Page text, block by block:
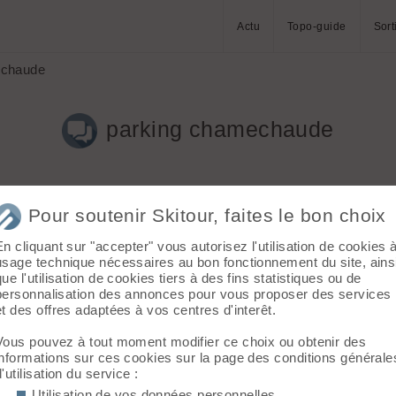
Actu Topo-guide
parking chamechaude
neige. Je souhaite partager ici une mésaventure qui
bord de la route en face de l’ancien téléski (épingle 1240).
dizaine de voitures, il y avait des voitures en amont et aval
après pour « stationnement très gênant d’un véhicule sur
jour pour ce motif à cet endroit ?
Pour soutenir Skitour, faites le bon choix
cliquant sur "accepter" vous autorisez l'utilisation de cookies à
technique nécessaires au bon fonctionnement du site,
l'utilisation de cookies tiers à des fins statistiques ou de
des annonces pour vous proposer des services
des offres adaptées à vos centres d'interêt.
pouvez à tout moment modifier ce choix ou obtenir des
sur ces cookies sur la page des conditions
du service :